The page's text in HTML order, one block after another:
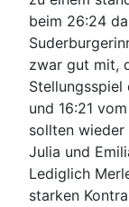
beim 26:24
zwar gut mit,
Stellungsspiel
und 16:21
sollten wieder
Julia und
Lediglich
starken